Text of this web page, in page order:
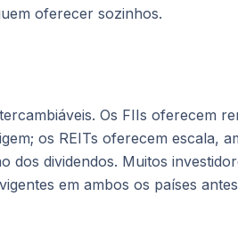
oferecer sozinhos.
Os FIIs oferecem
os REITs oferecem escala,
dos dividendos. Muitos
em ambos os países